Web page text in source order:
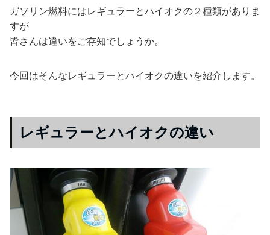
ガソリン燃料にはレギュラーとハイオクの２種類がありま
すが
皆さんは違いをご存知でしょうか。
今回はそんなレギュラーとハイオクの違いを紹介します。
レギュラーとハイオクの違い